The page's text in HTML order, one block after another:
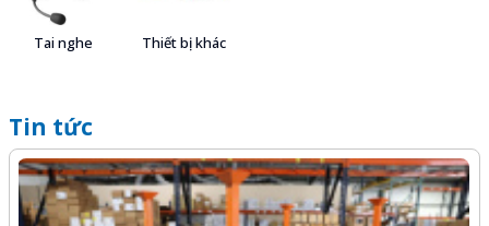
Tai nghe Thiết bị khác
Tin tức